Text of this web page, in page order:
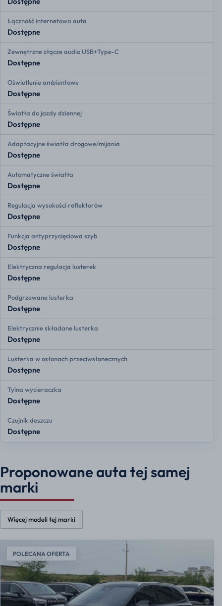
Łączność internetowa auta
Dostępne
Zewnętrzne złącze audio USB+Type-C
Dostępne
Oświetlenie ambientowe
Dostępne
Światła do jazdy dziennej
Dostępne
Adaptacyjne światła drogowe/mijania
Dostępne
Automatyczne światła
Dostępne
Regulacja wysokości reflektorów
Dostępne
Funkcja antyprzycięciowa szyb
Dostępne
Elektryczna regulacja lusterek
Dostępne
Podgrzewane lusterka
Dostępne
Elektrycznie składane lusterka
Dostępne
Lusterka w osłonach przeciwsłonecznych
Dostępne
Tylna wycieraczka
Dostępne
Czujnik deszczu
Dostępne
Proponowane auta tej samej
marki
Więcej modeli tej marki
POLECANA OFERTA